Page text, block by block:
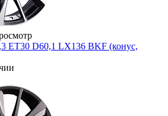
ET30 D60,1 LX136 BKF (конус,